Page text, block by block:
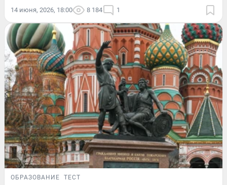
14 июня, 2026, 18:00 8 184 1
ОБРАЗОВАНИЕ ТЕСТ